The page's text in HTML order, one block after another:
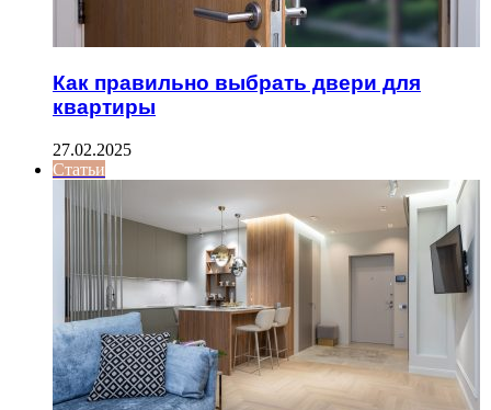
Как правильно выбрать двери для
квартиры
27.02.2025
Статьи